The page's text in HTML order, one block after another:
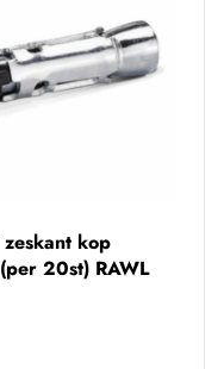
kop
20st) RAWL